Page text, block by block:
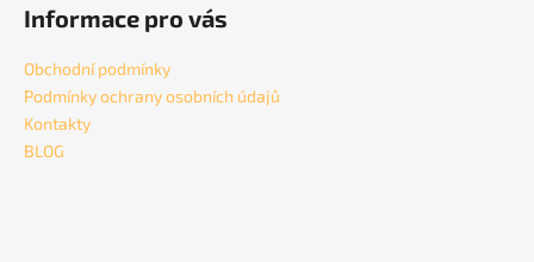
Informace pro vás
Obchodní podmínky
Podmínky ochrany osobních údajů
Kontakty
BLOG